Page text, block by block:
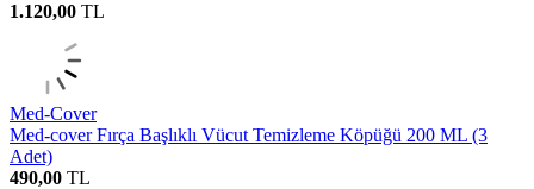
1.120,00 TL
Med-Cover
Med-cover Fırça Başlıklı Vücut Temizleme Köpüğü 200 ML (3
Adet)
490,00 TL